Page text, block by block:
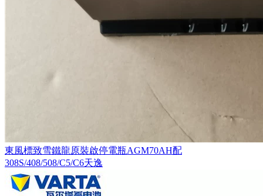
東風標致雪鐵龍原裝啟停電瓶AGM70AH配
308S/408/508/C5/C6天逸